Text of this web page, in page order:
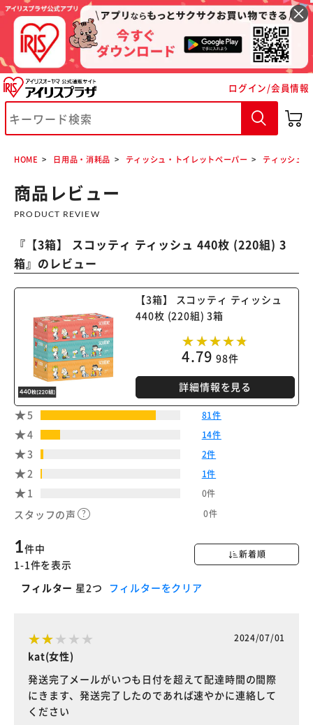
ログイン/会員情報
HOME 日用品・消耗品 ティッシュ・トイレットペーパー ティッシュ
商品レビュー
PRODUCT REVIEW
『 【3箱】 スコッティ ティッシュ 440枚 (220組) 3
箱』のレビュー
【3箱】 スコッティ ティッシュ
440枚 (220組) 3箱
4.79 98件
詳細情報を見る
5 81件
4 14件
3 2件
2 1件
1 0件
スタッフの声 0件
新着順
1件中
1-1件を表示
フィルター 星2つ フィルターをクリア
2024/07/01
kat(女性)
発送完了メールがいつも日付を超えて配達時間の間際
にきます、発送完了したのであれば速やかに連絡して
ください
※ご確認ください
カートに入れる 購入手続きへ